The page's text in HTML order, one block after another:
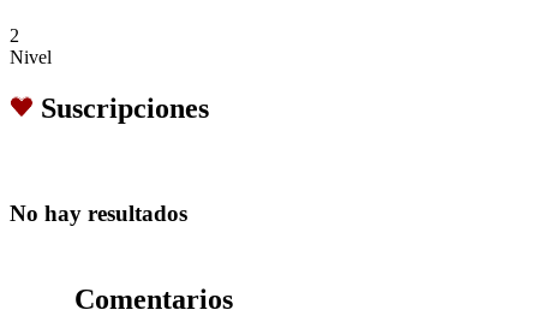
2
Nivel
Suscripciones
No hay resultados
Comentarios